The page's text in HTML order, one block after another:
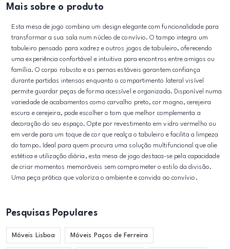
Mais sobre o produto
Esta mesa de jogo combina um design elegante com funcionalidade para
transformar a sua sala num núcleo de convívio. O tampo integra um
tabuleiro pensado para xadrez e outros jogos de tabuleiro, oferecendo
uma experiência confortável e intuitiva para encontros entre amigos ou
família. O corpo robusto e as pernas estáveis garantem confiança
durante partidas intensas enquanto o compartimento lateral visível
permite guardar peças de forma acessível e organizada. Disponível numa
variedade de acabamentos como carvalho preto, cor mogno, cerejeira
escura e cerejeira, pode escolher o tom que melhor complementa a
decoração do seu espaço. Opte por revestimento em vidro vermelho ou
em verde para um toque de cor que realça o tabuleiro e facilita a limpeza
do tampo. Ideal para quem procura uma solução multifuncional que alie
estética e utilização diária, esta mesa de jogo destaca-se pela capacidade
de criar momentos memoráveis sem comprometer o estilo da divisão.
Uma peça prática que valoriza o ambiente e convida ao convívio.
Pesquisas Populares
Móveis Lisboa Móveis Paços de Ferreira